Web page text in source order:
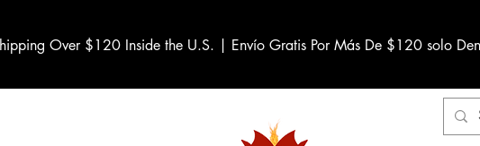
Over $120 Inside the U.S. | Envío Gratis Por Más De $120 solo